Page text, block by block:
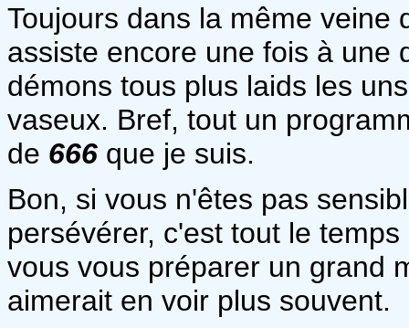
Toujours dans la même veine
assiste encore une fois à une
démons tous plus laids les
vaseux. Bref, tout un
de 666 que je suis.
Bon, si vous n'êtes pas
persévérer, c'est tout le
vous vous préparer un grand
aimerait en voir plus souvent.